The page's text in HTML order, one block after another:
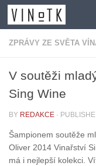
Skip to content
ZPRÁVY ZE SVĚTA
V soutěži
Sing Wine
BY REDAKCE ·
Šampionem soutěže
Oliver 2014 Vinařství
má i nejlepší kolekci.